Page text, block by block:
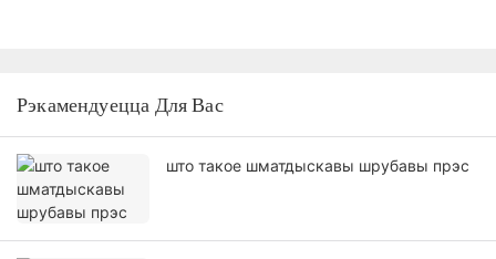
Рэкамендуецца Для Вас
што такое шматдыскавы шрубавы прэс